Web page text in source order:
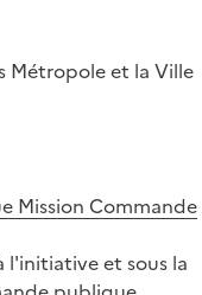
Métropole et la Ville
Mission Commande
l'initiative et sous la